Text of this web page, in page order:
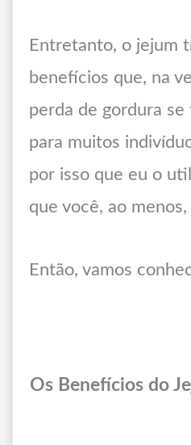
Entretanto, o jejum
benefícios que, na
perda de gordura se
para muitos
por isso que eu o
que você, ao
Então, vamos
Os Benefícios do